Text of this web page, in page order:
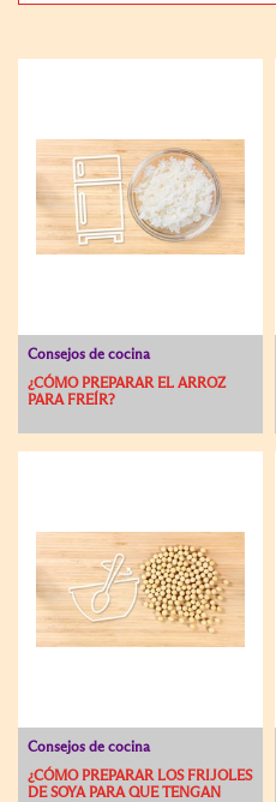
Consejos de cocina
¿CÓMO PREPARAR EL ARROZ
PARA FREÍR?
Consejos de cocina
¿CÓMO PREPARAR LOS FRIJOLES
DE SOYA PARA QUE TENGAN